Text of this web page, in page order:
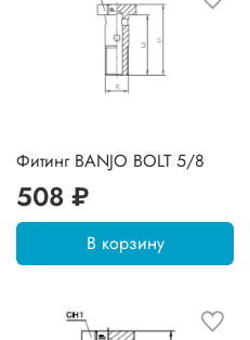
Фитинг BANJO BOLT 5/8
508 ₽
В корзину